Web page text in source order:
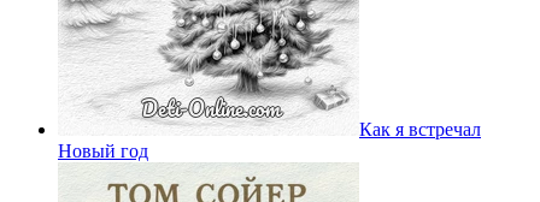
Как я встречал
Новый год